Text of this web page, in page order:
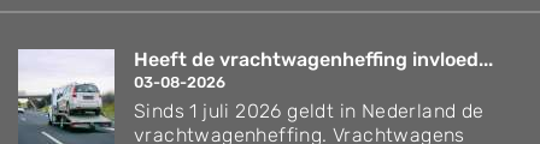
Heeft de vrachtwagenheffing invloed...
03-08-2026
Sinds 1 juli 2026 geldt in Nederland de
vrachtwagenheffing. Vrachtwagens